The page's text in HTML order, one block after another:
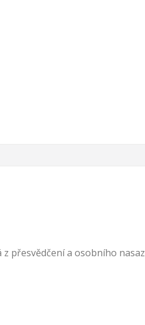
z přesvědčení a osobního